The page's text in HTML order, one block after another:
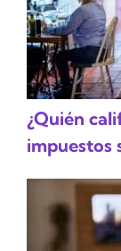
¿Quién
impuestos